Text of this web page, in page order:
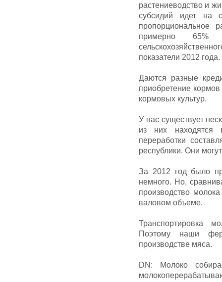
растениеводство и
субсидий идет на
пропорциональное
примерно 65%
показатели 2012 года.
Даются разные
приобретение
кормовых культур.
У нас существует
из них находятся
переработки
республики. Они
За 2012 год было
немного. Но,
производство
валовом объеме.
Транспортировка
Поэтому наши
производстве мяса.
DN: Молоко